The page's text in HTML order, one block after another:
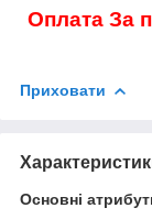
Оплата За
Приховати
Основні